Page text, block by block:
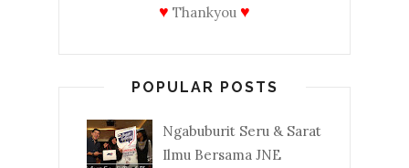
♥ Thankyou ♥
POPULAR POSTS
Ngabuburit Seru & Sarat
Ilmu Bersama JNE